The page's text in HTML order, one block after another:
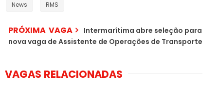
News RMS
PRÓXIMA VAGA
Intermarítima abre seleção para
nova vaga de Assistente de Operações de Transporte
VAGAS RELACIONADAS